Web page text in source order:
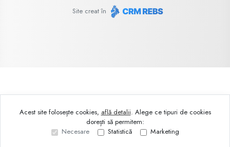
Site creat în
Acest site folosește cookies, află detalii. Alege ce tipuri de cookies
dorești să permitem:
Necesare
Statistică Marketing